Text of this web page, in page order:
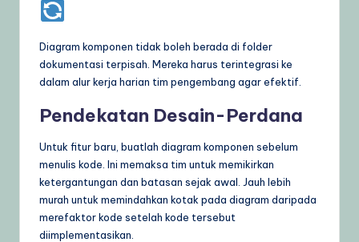
Diagram komponen tidak boleh berada di folder
dokumentasi terpisah. Mereka harus terintegrasi ke
dalam alur kerja harian tim pengembang agar efektif.
Pendekatan Desain-Perdana
Untuk fitur baru, buatlah diagram komponen sebelum
menulis kode. Ini memaksa tim untuk memikirkan
ketergantungan dan batasan sejak awal. Jauh lebih
murah untuk memindahkan kotak pada diagram daripada
merefaktor kode setelah kode tersebut
diimplementasikan.